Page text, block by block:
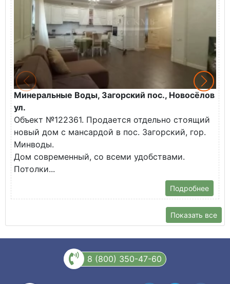
Минеральные Воды, Загорский пос., Новосёлов
ул.
Объект №122361. Продается отдельно стоящий
новый дом с мансардой в пос. Загорский, гор.
Минводы.
Дом современный, со всеми удобствами.
Потолки...
Подробнее
Показать все
8 (800) 350-47-60